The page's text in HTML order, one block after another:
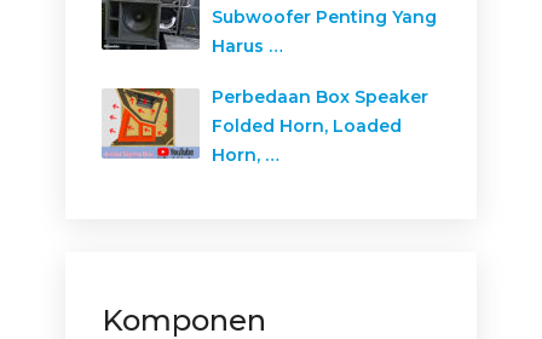
Subwoofer Penting Yang
Harus …
Perbedaan Box Speaker
Folded Horn, Loaded
Horn, …
Komponen